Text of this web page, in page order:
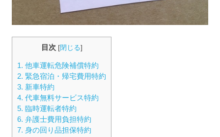
目次 [閉じる]
1. 他車運転危険補償特約
2. 緊急宿泊・帰宅費用特約
3. 新車特約
4. 代車無料サービス特約
5. 臨時運転者特約
6. 弁護士費用負担特約
7. 身の回り品担保特約